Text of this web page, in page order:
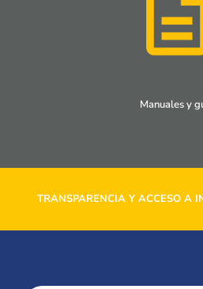
Manuales y
TRANSPARENCIA Y ACCESO A